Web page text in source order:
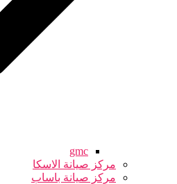
gmc
مركز صيانة الاسكا
مركز صيانة باساب